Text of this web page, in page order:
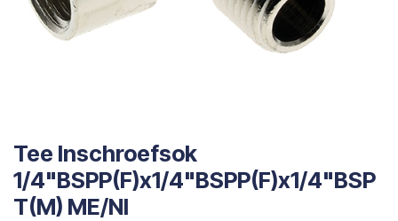
Tee Inschroefsok
1/4"BSPP(F)x1/4"BSPP(F)x1/4"BSP
T(M) ME/NI